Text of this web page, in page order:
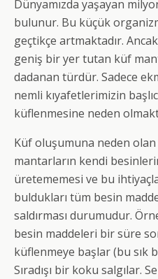
Dünyamızda yaşayan
bulunur. Bu küçük
geçtikçe artmaktadır.
geniş bir yer tutan küf
dadanan türdür. Sadece
nemli kıyafetlerimizin
küflenmesine neden
Küf oluşumuna neden olan
mantarların kendi
üretememesi ve bu
buldukları tüm besin
saldırması durumudur.
besin maddeleri bir süre
küflenmeye başlar (bu sık
Sıradışı bir koku salgılar.